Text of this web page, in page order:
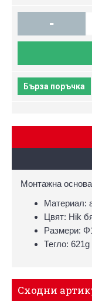
-
Бърза поръчка
Монтажна
Материал:
Цвят: Hik
Размери:
Тегло: 621g
Сходни